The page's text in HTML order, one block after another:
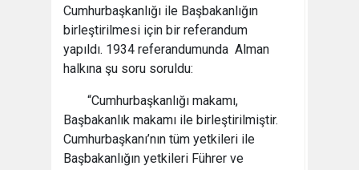
Cumhurbaşkanlığı ile Başbakanlığın
birleştirilmesi için bir referandum
yapıldı. 1934 referandumunda Alman
halkına şu soru soruldu:
“Cumhurbaşkanlığı makamı,
Başbakanlık makamı ile birleştirilmiştir.
Cumhurbaşkanı’nın tüm yetkileri ile
Başbakanlığın yetkileri Führer ve